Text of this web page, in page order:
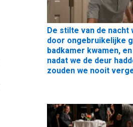
De stilte van de
door ongebruikelijke
badkamer kwamen,
nadat we de deur
zouden we nooit